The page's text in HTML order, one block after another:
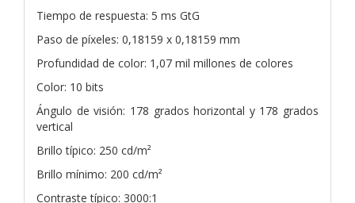
Tiempo de respuesta: 5 ms GtG
Paso de píxeles: 0,18159 x 0,18159 mm
Profundidad de color: 1,07 mil millones de colores
Color: 10 bits
Ángulo de visión: 178 grados horizontal y 178 grados
vertical
Brillo típico: 250 cd/m²
Brillo mínimo: 200 cd/m²
Contraste típico: 3000:1